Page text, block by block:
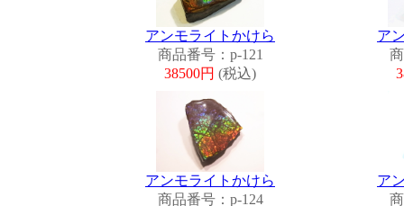
アンモライトかけら
商品番号：p-121
38500円 (税込)
ア
アンモライトかけら
商品番号：p-124
ア